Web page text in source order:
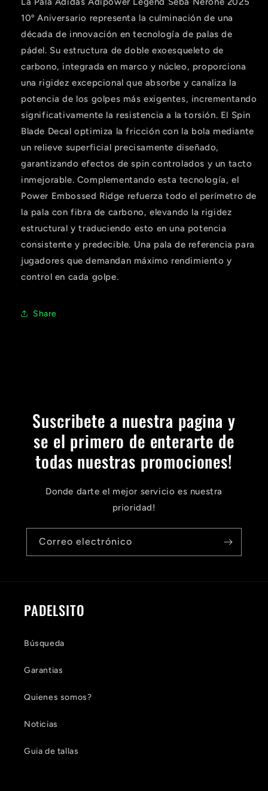
10º Aniversario representa la culminación de una
década de innovación en tecnología de palas de
pádel. Su estructura de doble exoesqueleto de
carbono, integrada en marco y núcleo, proporciona
una rigidez excepcional que absorbe y canaliza la
potencia de los golpes más exigentes, incrementando
significativamente la resistencia a la torsión. El Spin
Blade Decal optimiza la fricción con la bola mediante
un relieve superficial precisamente diseñado,
garantizando efectos de spin controlados y un tacto
inmejorable. Complementando esta tecnología, el
Power Embossed Ridge refuerza todo el perímetro de
la pala con fibra de carbono, elevando la rigidez
estructural y traduciendo esto en una potencia
consistente y predecible. Una pala de referencia para
jugadores que demandan máximo rendimiento y
control en cada golpe.
Share
Suscribete a nuestra pagina y
se el primero de enterarte de
todas nuestras promociones!
Donde darte el mejor servicio es nuestra
prioridad!
Correo electrónico
PADELSITO
Búsqueda
Garantias
Quienes somos?
Noticias
Guia de tallas
Compra ahora y paga a meses
sin tarjeta de crédito
1 Agrega tu producto al carrito y elige
pagar con Meses sin Tarjeta.
En tu cuenta de Mercado Pago,elige
la cantidad de mesesy confirma.
3 Paga mes a mes
con saldo disponible,
débito u otros medios.
Crédito sujeto a aprobación.
¿Tienes dudas? Consulta nuestra
Ayuda.